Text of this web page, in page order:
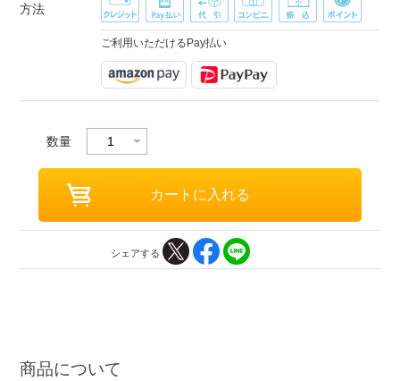
方法
ご利用いただけるPay払い
数量
シェアする
商品について